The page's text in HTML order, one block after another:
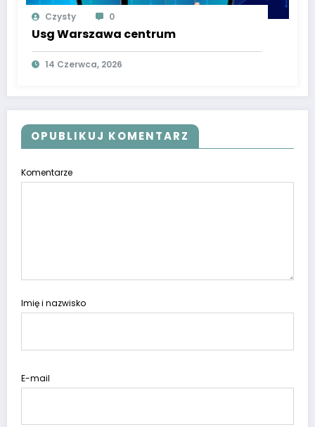
Czysty 0
Usg Warszawa centrum
14 Czerwca, 2026
OPUBLIKUJ KOMENTARZ
Komentarze
Imię i nazwisko
E-mail